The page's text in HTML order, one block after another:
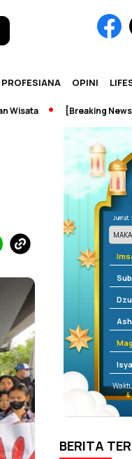
PROFESIANA OPINI
[Breaking News]
Jum'at,
Isya
4
BERITA